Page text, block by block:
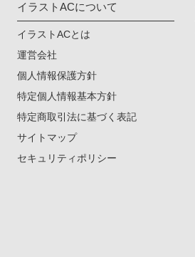
イラストACについて
イラストACとは
運営会社
個人情報保護方針
特定個人情報基本方針
特定商取引法に基づく表記
サイトマップ
セキュリティポリシー